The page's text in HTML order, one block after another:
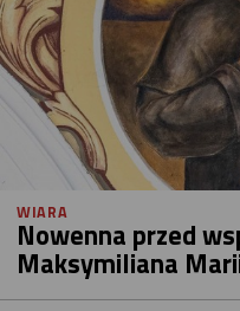
WIARA
Nowenna przed
Maksymiliana